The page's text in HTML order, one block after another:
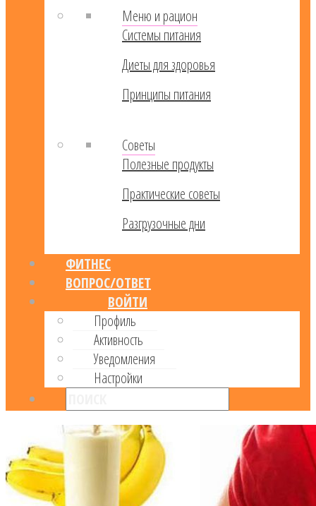
Меню и рацион
Системы питания
Диеты для здоровья
Принципы питания
Советы
Полезные продукты
Практические советы
Разгрузочные дни
ФИТНЕС
ВОПРОС/ОТВЕТ
ВОЙТИ
Профиль
Активность
Уведомления
Настройки